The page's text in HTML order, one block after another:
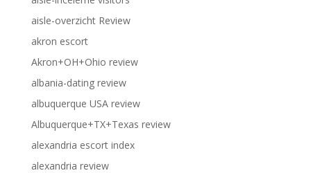
aisle-overzicht Review
akron escort
Akron+OH+Ohio review
albania-dating review
albuquerque USA review
Albuquerque+TX+Texas review
alexandria escort index
alexandria review